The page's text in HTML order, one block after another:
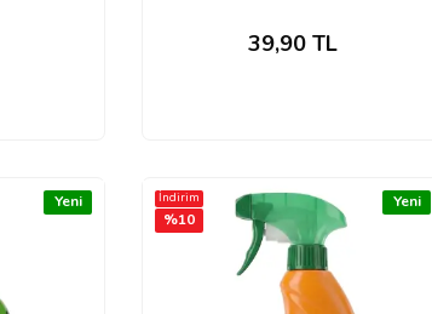
39,90 TL
Yeni İndirim
%10
Yeni